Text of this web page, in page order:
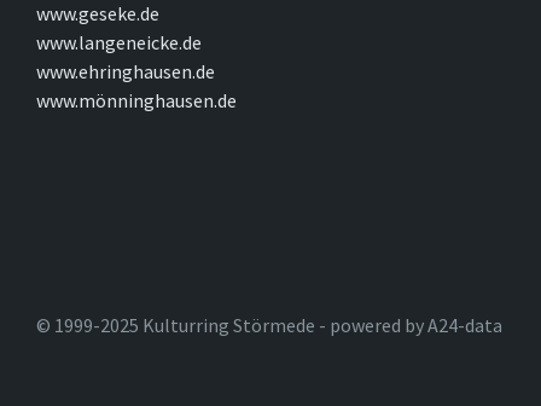
www.geseke.de
www.langeneicke.de
www.ehringhausen.de
www.mönninghausen.de
© 1999-2025 Kulturring Störmede - powered by A24-data